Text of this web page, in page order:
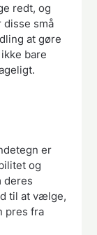
redt, og
små
at gøre
bare
er
og
deres
til at vælge,
pres fra